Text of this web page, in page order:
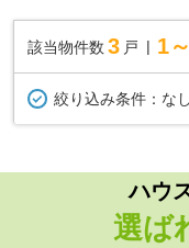
該当物件数 3 戸 1
絞り込み条件： なし
ハウ
選ば